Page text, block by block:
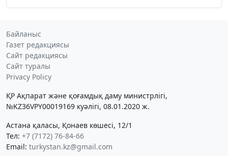
Байланыс
Газет редакциясы
Сайт редакциясы
Сайт туралы
Privacy Policy
ҚР Ақпарат және қоғамдық даму министрлігі,
№KZ36VPY00019169 куәлігі, 08.01.2020 ж.
Астана қаласы, Қонаев көшесі, 12/1
Тел: +7 (7172) 76-84-66
Email: turkystan.kz@gmail.com